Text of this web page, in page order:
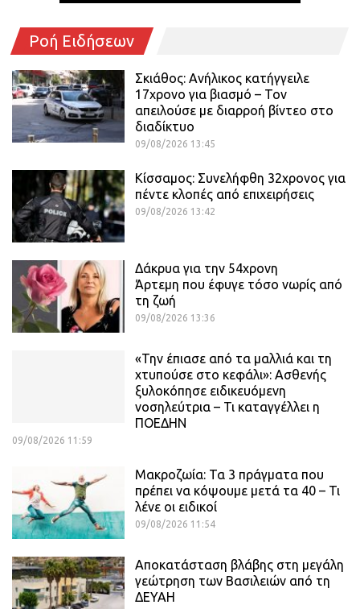
Ροή Ειδήσεων
Σκιάθος: Ανήλικος κατήγγειλε
17χρονο για βιασμό – Τον
απειλούσε με διαρροή βίντεο στο
διαδίκτυο
09/08/2026 13:45
Κίσσαμος: Συνελήφθη 32χρονος για
πέντε κλοπές από επιχειρήσεις
09/08/2026 13:42
Δάκρυα για την 54χρονη
Άρτεμη που έφυγε τόσο νωρίς από
τη ζωή
09/08/2026 13:36
«Την έπιασε από τα μαλλιά και τη
χτυπούσε στο κεφάλι»: Ασθενής
ξυλοκόπησε ειδικευόμενη
νοσηλεύτρια – Τι καταγγέλλει η
ΠΟΕΔΗΝ
09/08/2026 11:59
Μακροζωία: Τα 3 πράγματα που
πρέπει να κόψουμε μετά τα 40 – Τι
λένε οι ειδικοί
09/08/2026 11:54
Αποκατάσταση βλάβης στη μεγάλη
γεώτρηση των Βασιλειών από τη
ΔΕΥΑΗ